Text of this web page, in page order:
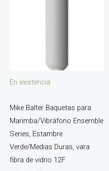
En existencia
Mike Balter Baquetas para
Marimba/Vibráfono Ensemble
Series, Estambre
Verde/Medias Duras, vara
fibra de vidrio 12F